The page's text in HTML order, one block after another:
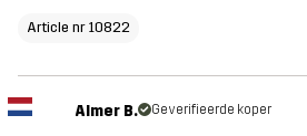
Article nr 10822
Almer B. Geverifieerde koper